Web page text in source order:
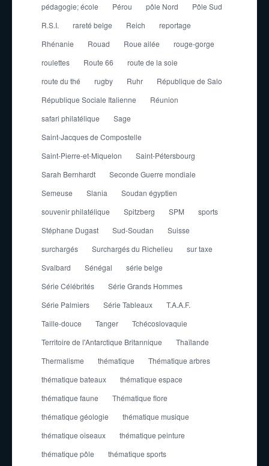
pédagogie; école
Pérou pôle Nord
Pôle Sud
R.S.I.
rareté belge Reich
reportage
Rhénanie
Rouad Roue ailée
rouge-gorge
roulettes
Route 66
route de la soie
route du thé
rugby Ruhr
République de Salo
République Sociale Italienne
Réunion
safari philatélique
Sage
Saint-Jacques de Compostelle
Saint-Pierre-et-Miquelon
Saint-Pétersbourg
Sarah Bernhardt
Seconde Guerre mondiale
Semeuse
Slania
Soudan égyptien
souvenir philatélique
Spitzberg SPM
sports
Stéphane Dugast
Sud-Soudan
Suisse
surchargés
Surchargés du Richelieu
sur taxe
Svalbard
Sénégal
série belge
Série Célébrités
Série Grands Hommes
Série Palmiers
Série Tableaux
T.A.A.F.
Taille-douce
Tanger
Tchécoslovaquie
Territoire de l'Antarctique Britannique
Thaïlande
Thermalisme
thématique
Thématique arbres
thématique bateaux
thématique espace
thématique faune
Thématique flore
thématique géologie
thématique musique
thématique oiseaux
thématique peinture
thématique pôle
thématique sports